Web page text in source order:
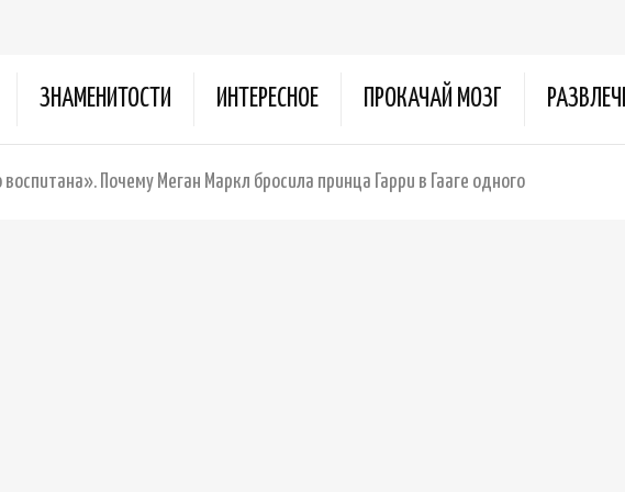
ЗНАМЕНИТОСТИ ИНТЕРЕСНОЕ ПРОКАЧАЙ МОЗГ
воспитана». Почему Меган Маркл бросила принца Гарри в Гааге одного